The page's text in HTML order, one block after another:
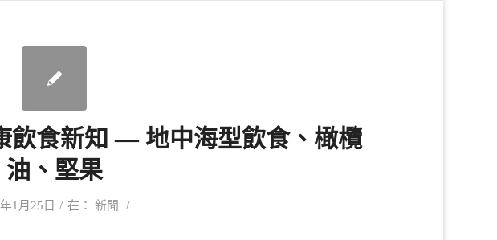
飲食新知 — 地中海型飲食、橄欖
油、堅果
1月25日 / 在： 新聞 /